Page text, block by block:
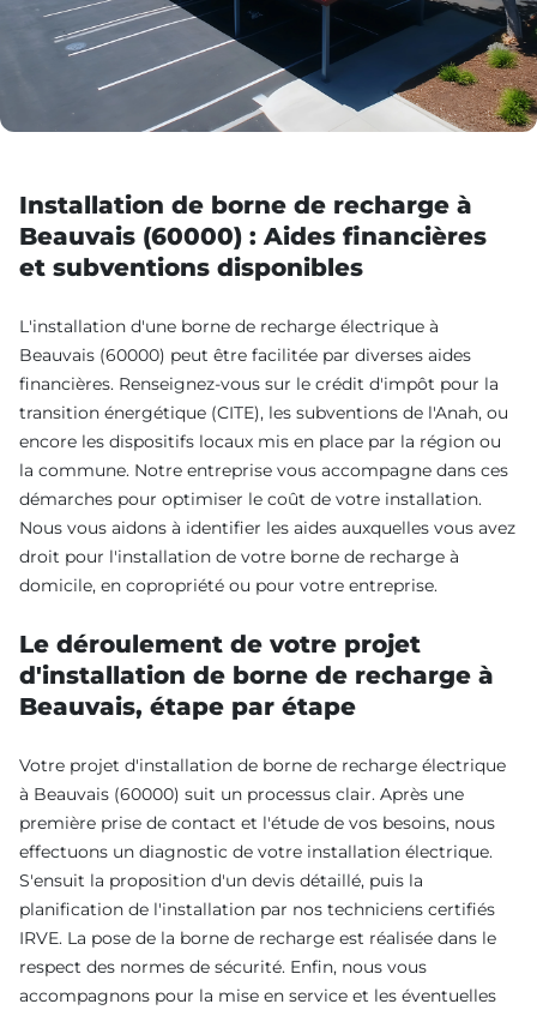
Installation de borne de recharge à
Beauvais (60000) : Aides financières
et subventions disponibles
L'installation d'une borne de recharge électrique à
Beauvais (60000) peut être facilitée par diverses aides
financières. Renseignez-vous sur le crédit d'impôt pour la
transition énergétique (CITE), les subventions de l'Anah, ou
encore les dispositifs locaux mis en place par la région ou
la commune. Notre entreprise vous accompagne dans ces
démarches pour optimiser le coût de votre installation.
Nous vous aidons à identifier les aides auxquelles vous avez
droit pour l'installation de votre borne de recharge à
domicile, en copropriété ou pour votre entreprise.
Le déroulement de votre projet
d'installation de borne de recharge à
Beauvais, étape par étape
Votre projet d'installation de borne de recharge électrique
à Beauvais (60000) suit un processus clair. Après une
première prise de contact et l'étude de vos besoins, nous
effectuons un diagnostic de votre installation électrique.
S'ensuit la proposition d'un devis détaillé, puis la
planification de l'installation par nos techniciens certifiés
IRVE. La pose de la borne de recharge est réalisée dans le
respect des normes de sécurité. Enfin, nous vous
accompagnons pour la mise en service et les éventuelles